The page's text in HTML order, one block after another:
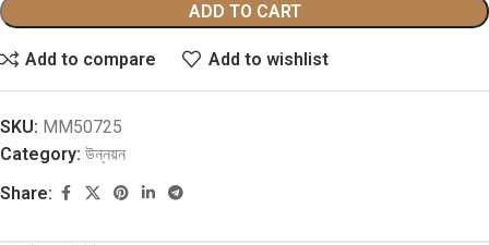
ADD TO CART
Add to compare Add to wishlist
SKU: MM50725
Category: উন্নয়ন
Share: